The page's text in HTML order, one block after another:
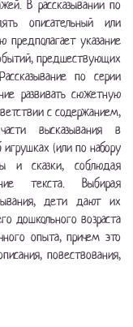
В рассказывании по
описательный или
предполагает указание
предшествующих
по серии
развивать сюжетную
с содержанием,
высказывания в
игрушках (или по набору
и сказки, соблюдая
текста. Выбирая
дети дают их
дошкольного возраста
опыта, причем это
повествования,